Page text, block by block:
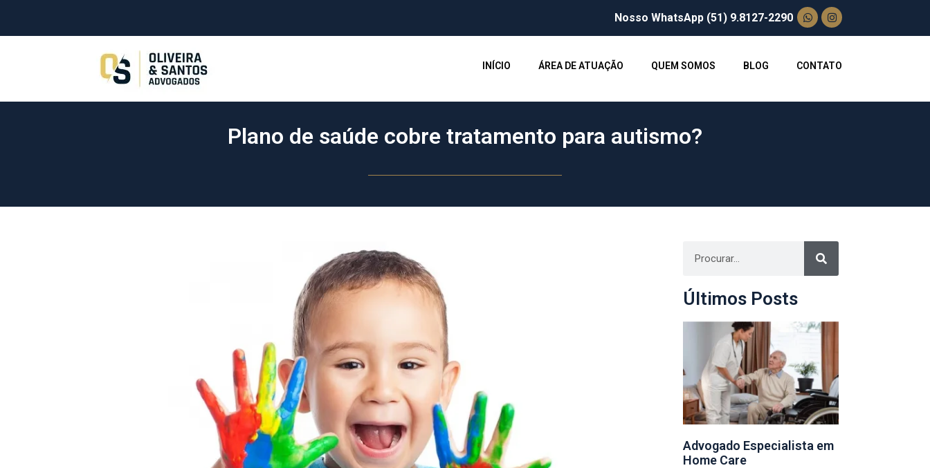
Nosso WhatsApp (51) 9.8127-2290
INÍCIO ÁREA DE ATUAÇÃO QUEM SOMOS BLOG CONTATO
Plano de saúde cobre tratamento para autismo?
Últimos Posts
Advogado Especialista em
Home Care